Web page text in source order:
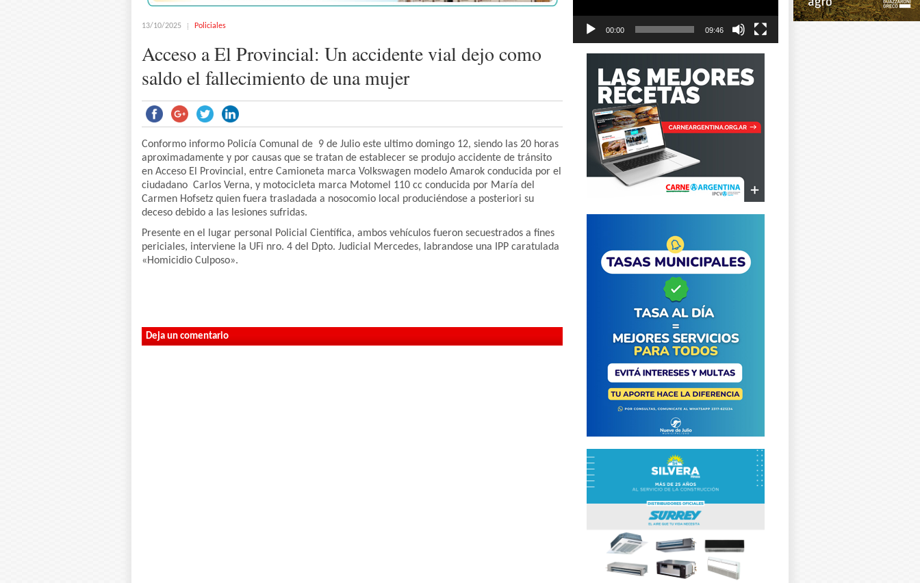
13/10/2025 Policiales
Acceso a El Provincial: Un accidente vial dejo como
saldo el fallecimiento de una mujer
Conformo informo Policía Comunal de 9 de Julio este ultimo domingo 12, siendo las 20 horas
aproximadamente y por causas que se tratan de establecer se produjo accidente de tránsito
en Acceso El Provincial, entre Camioneta marca Volkswagen modelo Amarok conducida por el
ciudadano Carlos Verna, y motocicleta marca Motomel 110 cc conducida por María del
Carmen Hofsetz quien fuera trasladada a nosocomio local produciéndose a posteriori su
deceso debido a las lesiones sufridas.
Presente en el lugar personal Policial Científica, ambos vehículos fueron secuestrados a fines
periciales, interviene la UFi nro. 4 del Dpto. Judicial Mercedes, labrandose una IPP caratulada
«Homicidio Culposo».
Deja un comentario
00:00 09:46